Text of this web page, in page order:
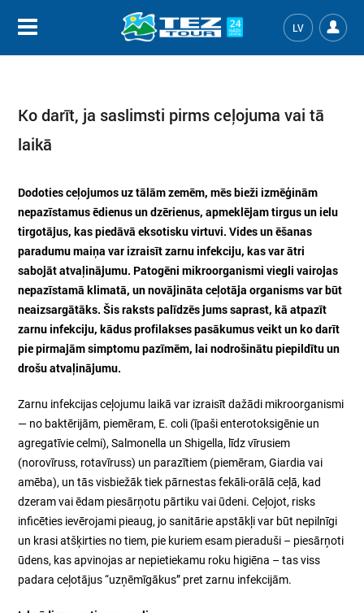
LV
Ko darīt, ja saslimsti pirms ceļojuma vai tā
laikā
Dodoties ceļojumos uz tālām zemēm, mēs bieži izmēģinām
nepazīstamus ēdienus un dzērienus, apmeklējam tirgus un ielu
tirgotājus, kas piedāvā eksotisku virtuvi. Vides un ēšanas
paradumu maiņa var izraisīt zarnu infekciju, kas var ātri
sabojāt atvaļinājumu. Patogēni mikroorganismi viegli vairojas
nepazīstamā klimatā, un novājināta ceļotāja organisms var būt
neaizsargātāks. Šis raksts palīdzēs jums saprast, kā atpazīt
zarnu infekciju, kādus profilakses pasākumus veikt un ko darīt
pie pirmajām simptomu pazīmēm, lai nodrošinātu piepildītu un
drošu atvaļinājumu.
Zarnu infekcijas ceļojumu laikā var izraisīt dažādi mikroorganismi
— no baktērijām, piemēram, E. coli (īpaši enterotoksigēnie un
agregatīvie celmi),Salmonella unShigella, līdz vīrusiem
(norovīruss, rotavīruss) un parazītiem (piemēram,Giardia vai
amēba), un tās visbiežāk tiek pārnestas fekāli-orālā ceļā, kad
dzeram vai ēdam piesārņotu pārtiku vai ūdeni. Ceļojot, risks
inficēties ievērojami pieaug, jo sanitārie apstākļi var būt nepilnīgi
un krasi atšķirties no tiem, pie kuriem esam pieraduši – piesārņoti
ūdens, kas apvinojas ar nepietiekamu roku higiēna – tas viss
padara ceļotājus “uzņēmīgākus” pret zarnu infekcijām.